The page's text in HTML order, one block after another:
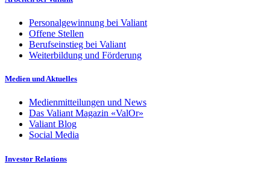
Personalgewinnung bei Valiant
Offene Stellen
Berufseinstieg bei Valiant
Weiterbildung und Förderung
Medien und Aktuelles
Medienmitteilungen und News
Das Valiant Magazin «ValOr»
Valiant Blog
Social Media
Investor Relations